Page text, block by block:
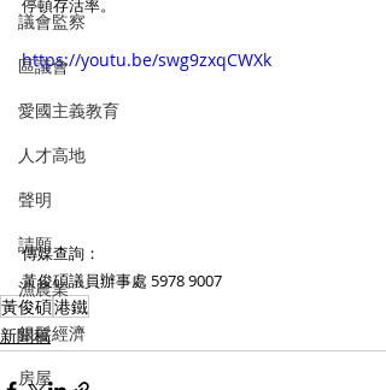
議會監察
區議會
愛國主義教育
人才高地
聲明
請願
漁農業
銀髮經濟
房屋
停頓存活率。
https://youtu.be/swg9zxqCWXk
傳媒查詢：
黃俊碩議員辦事處 5978 9007
黃俊碩港鐵
新聞稿